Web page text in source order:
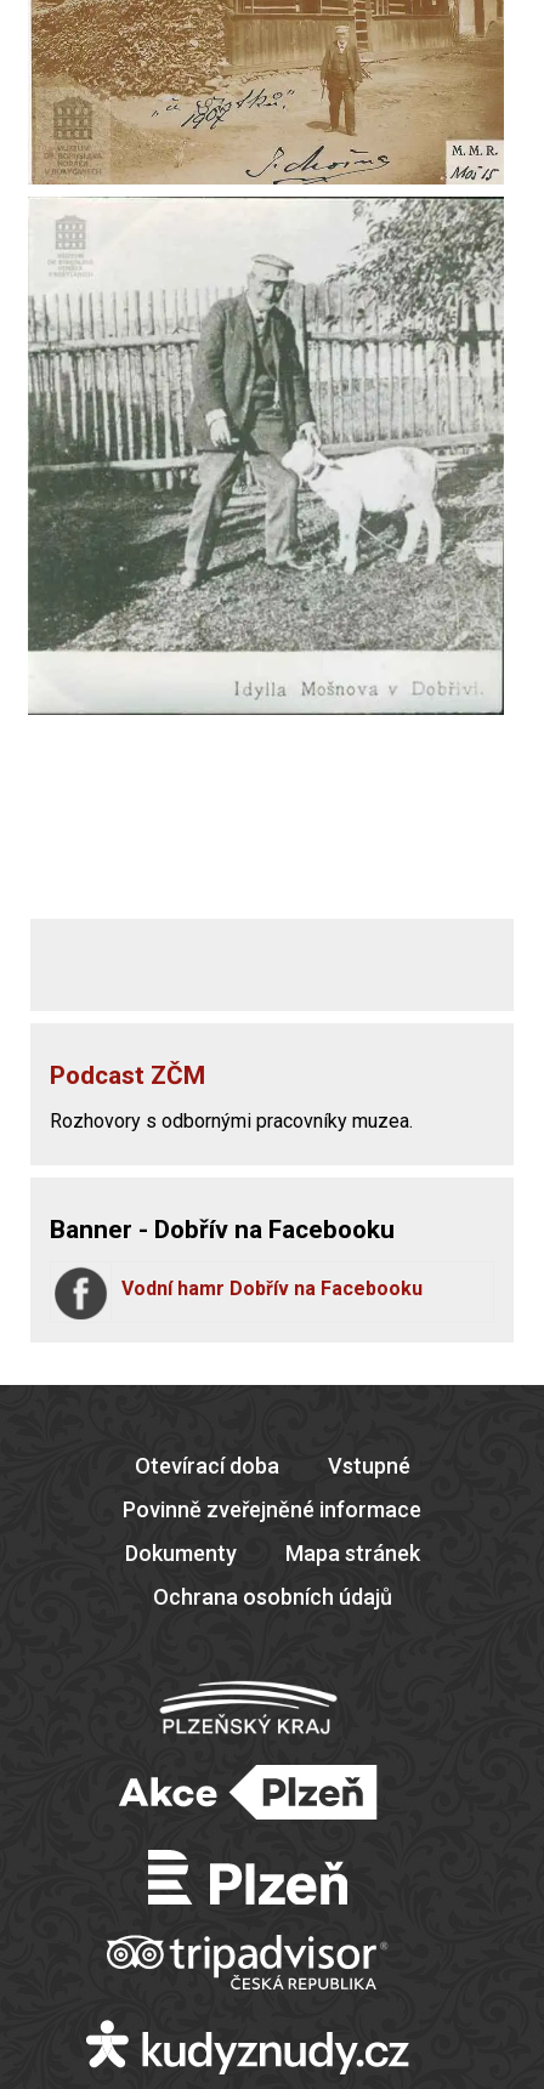
Podcast ZČM
Rozhovory s odbornými pracovníky muzea.
Banner - Dobřív na Facebooku
Vodní hamr Dobřív na Facebooku
Otevírací doba
Vstupné
Povinně zveřejněné informace
Dokumenty
Mapa stránek
Ochrana osobních údajů